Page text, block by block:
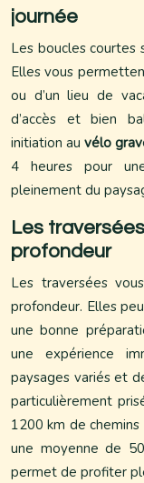
journée
Les boucles courtes
Elles vous
ou d’un lieu de
d’accès et bien
initiation auvélo
4 heures pour
pleinement du
Les
profondeur
Les traversées
profondeur. Elles
une bonne
une expérience
paysages variés et
particulièrement
1200 km de
une moyenne de
permet de profiter